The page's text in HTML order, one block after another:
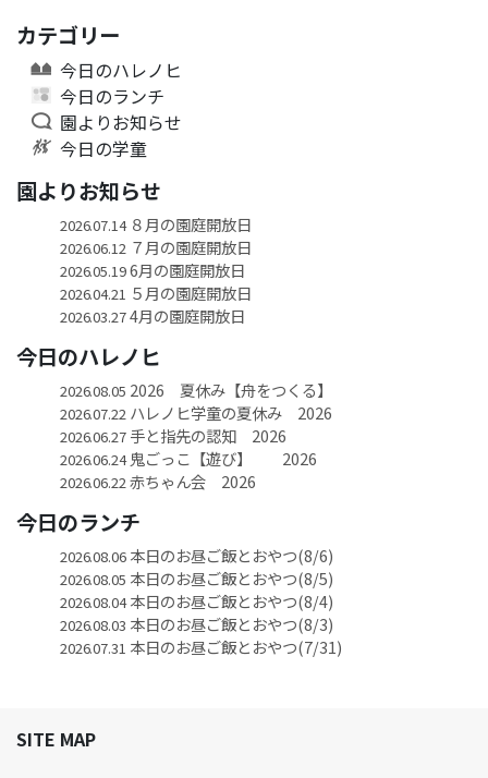
カテゴリー
今日のハレノヒ
今日のランチ
園よりお知らせ
今日の学童
園よりお知らせ
2026.07.14８月の園庭開放日
2026.06.12 ７月の園庭開放日
2026.05.196月の園庭開放日
2026.04.21 ５月の園庭開放日
2026.03.274月の園庭開放日
今日のハレノヒ
2026.08.05 2026 夏休み【舟をつくる】
2026.07.22 ハレノヒ学童の夏休み 2026
2026.06.27手と指先の認知 2026
2026.06.24鬼ごっこ【遊び】 2026
2026.06.22赤ちゃん会 2026
今日のランチ
2026.08.06本日のお昼ご飯とおやつ(8/6)
2026.08.05 本日のお昼ご飯とおやつ(8/5)
2026.08.04本日のお昼ご飯とおやつ(8/4)
2026.08.03 本日のお昼ご飯とおやつ(8/3)
2026.07.31 本日のお昼ご飯とおやつ(7/31)
SITE MAP